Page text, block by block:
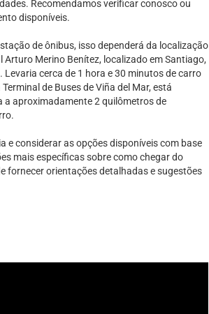
Recomendamos verificar conosco ou
disponíveis.
de ônibus, isso dependerá da localização
Merino Benítez, localizado em Santiago,
cerca de 1 hora e 30 minutos de carro
de Buses de Viña del Mar, está
a aproximadamente 2 quilômetros de
e considerar as opções disponíveis com base
mais específicas sobre como chegar do
fornecer orientações detalhadas e sugestões